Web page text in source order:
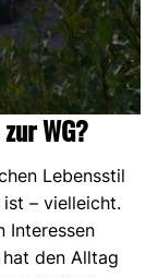
WG?
Lebensstil
– vielleicht.
Interessen
den Alltag